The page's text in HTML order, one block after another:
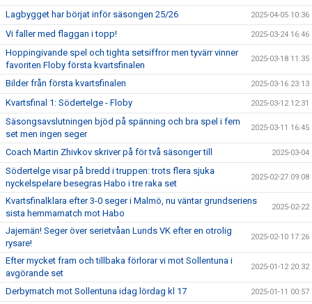
Lagbygget har börjat inför säsongen 25/26 2025-04-05 10:36
Vi faller med flaggan i topp! 2025-03-24 16:46
Hoppingivande spel och tighta setsiffror men tyvärr vinner
favoriten Floby första kvartsfinalen
2025-03-18 11:35
Bilder från första kvartsfinalen 2025-03-16 23:13
Kvartsfinal 1: Södertelge - Floby 2025-03-12 12:31
Säsongsavslutningen bjöd på spänning och bra spel i fem
set men ingen seger
2025-03-11 16:45
Coach Martin Zhivkov skriver på för två säsonger till 2025-03-04
Södertelge visar på bredd i truppen: trots flera sjuka
nyckelspelare besegras Habo i tre raka set
2025-02-27 09:08
Kvartsfinalklara efter 3-0 seger i Malmö, nu väntar grundseriens
sista hemmamatch mot Habo
2025-02-22
Jajemän! Seger över serietvåan Lunds VK efter en otrolig
rysare!
2025-02-10 17:26
Efter mycket fram och tillbaka förlorar vi mot Sollentuna i
avgörande set
2025-01-12 20:32
Derbymatch mot Sollentuna idag lördag kl 17 2025-01-11 00:57